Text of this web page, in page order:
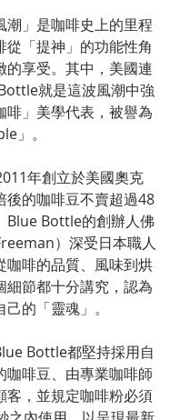
潮」是咖啡史上的里程
從「提神」的功能性角
的享受。其中，美國連
就是這波風潮中強
啡」美學代表，被譽為
」。
年創立於美國奧克
後的咖啡豆不賣超過48
Blue Bottle的創辦人佛
）深受日本職人
咖啡的品質、風味到烘
細節都十分講究，認為
的「靈魂」。
Bottle都堅持採用自
咖啡豆、由專業咖啡師
客，並規定咖啡粉必須